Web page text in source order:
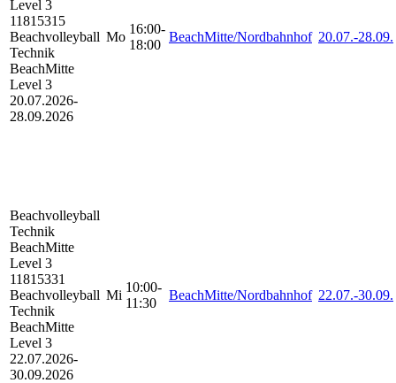
Level 3
11815315
Beachvolleyball
Technik
BeachMitte
Level 3
20.07.2026-
28.09.2026
Mo
16:00-
18:00
BeachMitte/Nordbahnhof 20.07.-28.09.
Beachvolleyball
Technik
BeachMitte
Level 3
11815331
Beachvolleyball
Technik
BeachMitte
Level 3
22.07.2026-
30.09.2026
Mi
10:00-
11:30
BeachMitte/Nordbahnhof 22.07.-30.09.